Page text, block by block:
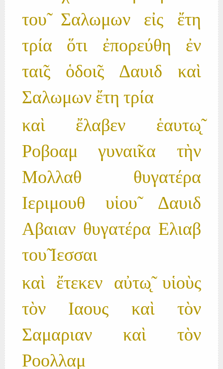
του̃ Σαλωμων εἰς ἔτη
τρία ὅτι ἐπορεύθη ἐν
ται̃ς ὁδοι̃ς Δαυιδ καὶ
Σαλωμων ἔτη τρία
καὶ ἔλαβεν ἑαυτω̨̃
Ροβοαμ γυναι̃κα τὴν
Μολλαθ θυγατέρα
Ιεριμουθ υἱου̃ Δαυιδ
Αβαιαν θυγατέρα Ελιαβ
του̃ Ιεσσαι
καὶ ἔτεκεν αὐτω̨̃ υἱοὺς
τὸν Ιαους καὶ τὸν
Σαμαριαν καὶ τὸν
Ροολλαμ